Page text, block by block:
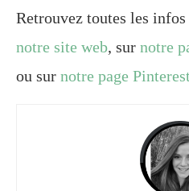
Retrouvez toutes les
notre site web, sur notre
ou sur notre page Pinterest